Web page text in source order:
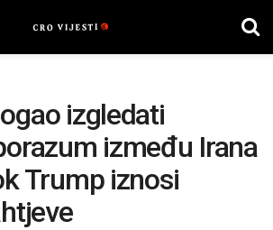
izgledati
između Irana
Trump iznosi